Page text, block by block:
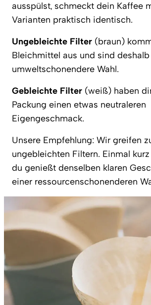
ausspülst, schmeckt dein Kaffee
Varianten praktisch identisch.
Ungebleichte Filter (braun)
Bleichmittel aus und sind
umweltschonendere Wahl.
Gebleichte Filter (weiß) haben
Packung einen etwas neutraleren
Eigengeschmack.
Unsere Empfehlung: Wir greifen
ungebleichten Filtern. Einmal
du genießt denselben klaren
einer ressourcenschonenderen